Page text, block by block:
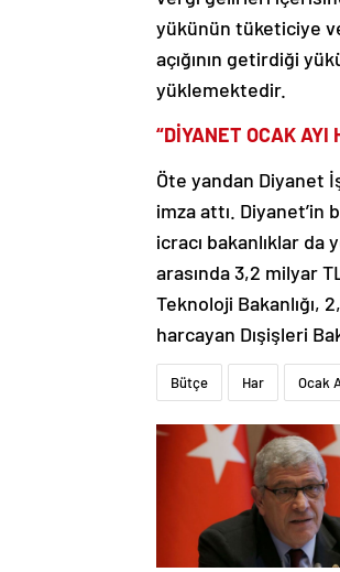
yükünün tüketiciye
açığının getirdiği
yüklemektedir.
“DİYANET OCAK
Öte yandan Diyanet
imza attı. Diyanet’in
icracı bakanlıklar da
arasında 3,2 milyar
Teknoloji Bakanlığı,
harcayan Dışişleri
Bütçe Har Ocak